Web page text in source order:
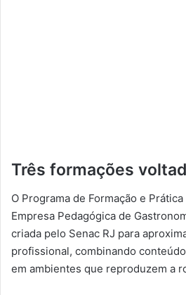
Três formações
O Programa de Formação e
Empresa Pedagógica de
criada pelo Senac RJ para
profissional, combinando
em ambientes que reproduzem a